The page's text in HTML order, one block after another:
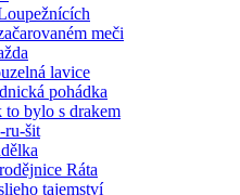
meči
lavice
pohádka
to bylo s drakem
ru-šit
Ráta
tajemství